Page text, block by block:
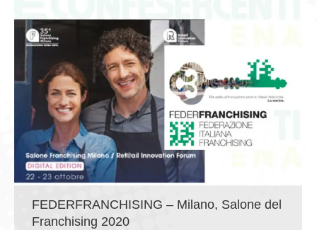
FEDERFRANCHISING – Milano, Salone del
Franchising 2020